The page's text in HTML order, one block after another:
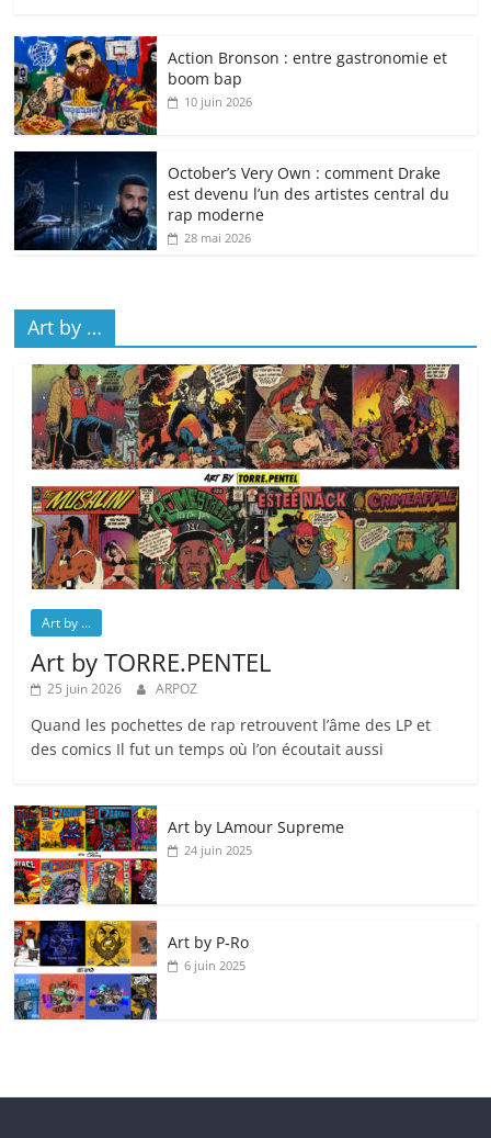
Action Bronson : entre gastronomie et
boom bap
10 juin 2026
October’s Very Own : comment Drake
est devenu l’un des artistes central du
rap moderne
28 mai 2026
Art by …
Art by ...
Art by TORRE.PENTEL
25 juin 2026 ARPOZ
Quand les pochettes de rap retrouvent l’âme des LP et
des comics Il fut un temps où l’on écoutait aussi
Art by LAmour Supreme
24 juin 2025
Art by P‑Ro
6 juin 2025